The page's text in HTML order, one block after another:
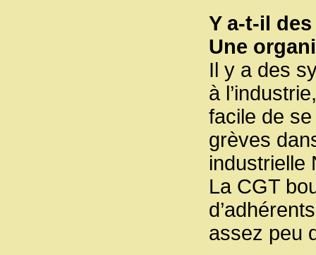
Y a-t-il
Une
Il y a des
à
facile de
grèves
industrielle
La CGT
assez peu